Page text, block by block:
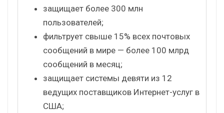
защищает более 300 млн
пользователей;
фильтрует свыше 15% всех почтовых
сообщений в мире — более 100 млрд
сообщений в месяц;
защищает системы девяти из 12
ведущих поставщиков Интернет-услуг в
США;